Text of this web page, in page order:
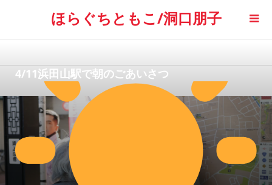
ほらぐちともこ/洞口朋子
4/11浜田山駅で朝のごあいさつ